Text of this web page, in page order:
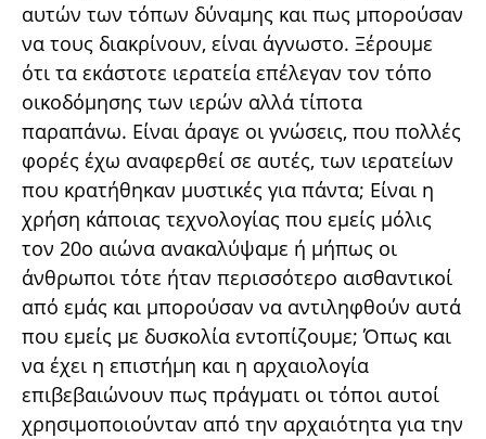
αυτών των τόπων δύναμης και πως μπορούσαν
να τους διακρίνουν, είναι άγνωστο. Ξέρουμε
ότι τα εκάστοτε ιερατεία επέλεγαν τον τόπο
οικοδόμησης των ιερών αλλά τίποτα
παραπάνω. Είναι άραγε οι γνώσεις, που πολλές
φορές έχω αναφερθεί σε αυτές, των ιερατείων
που κρατήθηκαν μυστικές για πάντα; Είναι η
χρήση κάποιας τεχνολογίας που εμείς μόλις
τον 20ο αιώνα ανακαλύψαμε ή μήπως οι
άνθρωποι τότε ήταν περισσότερο αισθαντικοί
από εμάς και μπορούσαν να αντιληφθούν αυτά
που εμείς με δυσκολία εντοπίζουμε; Όπως και
να έχει η επιστήμη και η αρχαιολογία
επιβεβαιώνουν πως πράγματι οι τόποι αυτοί
χρησιμοποιούνταν από την αρχαιότητα για την